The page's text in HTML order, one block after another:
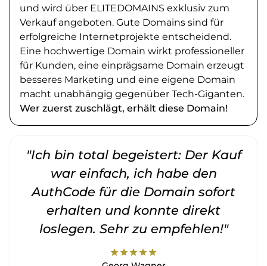
und wird über ELITEDOMAINS exklusiv zum
Verkauf angeboten. Gute Domains sind für
erfolgreiche Internetprojekte entscheidend.
Eine hochwertige Domain wirkt professioneller
für Kunden, eine einprägsame Domain erzeugt
besseres Marketing und eine eigene Domain
macht unabhängig gegenüber Tech-Giganten.
Wer zuerst zuschlägt, erhält diese Domain!
"Ich bin total begeistert: Der Kauf
war einfach, ich habe den
AuthCode für die Domain sofort
erhalten und konnte direkt
loslegen. Sehr zu empfehlen!"
starstarstarstarstar